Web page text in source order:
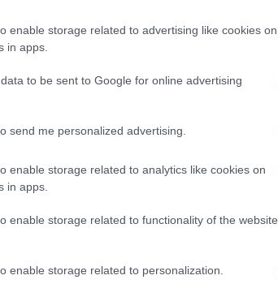
enable storage related to advertising like cookies on
in apps.
to be sent to Google for online advertising
send me personalized advertising.
enable storage related to analytics like cookies on
in apps.
enable storage related to functionality of the website
enable storage related to personalization.
és éld át újra a